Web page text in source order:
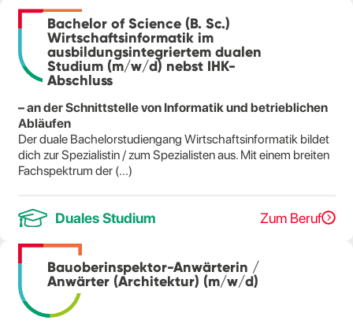
Bachelor of Science (B. Sc.)
Wirtschaftsinformatik im
ausbildungsintegriertem dualen
Studium (m/w/d) nebst IHK-
Abschluss
– an der Schnittstelle von Informatik und betrieblichen
Abläufen
Der duale Bachelorstudiengang Wirtschaftsinformatik bildet
dich zur Spezialistin / zum Spezialisten aus. Mit einem breiten
Fachspektrum der (...)
Duales Studium Zum Beruf
Bauoberinspektor-Anwärterin /
Anwärter (Architektur) (m/w/d)